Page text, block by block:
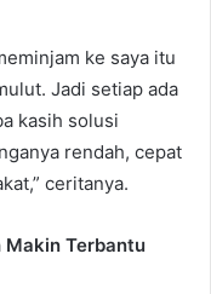
ke saya itu
Jadi setiap ada
kasih solusi
rendah, cepat
ceritanya.
Makin Terbantu